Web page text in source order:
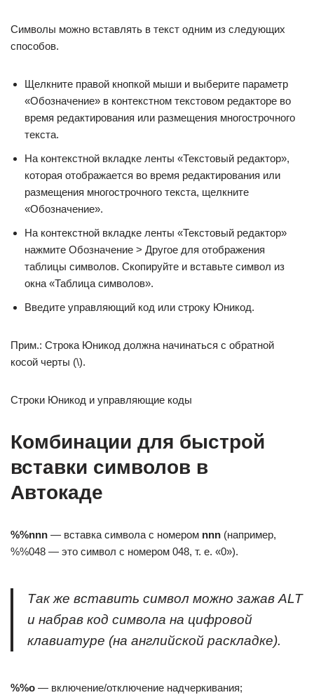
Символы можно вставлять в текст одним из следующих
способов.
Щелкните правой кнопкой мыши и выберите параметр
«Обозначение» в контекстном текстовом редакторе во
время редактирования или размещения многострочного
текста.
На контекстной вкладке ленты «Текстовый редактор»,
которая отображается во время редактирования или
размещения многострочного текста, щелкните
«Обозначение».
На контекстной вкладке ленты «Текстовый редактор»
нажмите Обозначение > Другое для отображения
таблицы символов. Скопируйте и вставьте символ из
окна «Таблица символов».
Введите управляющий код или строку Юникод.
Прим.: Строка Юникод должна начинаться с обратной
косой черты (\).
Строки Юникод и управляющие коды
Комбинации для быстрой
вставки символов в
Автокаде
%%nnn — вставка символа с номером nnn (например,
%%048 — это символ с номером 048, т. е. «0»).
Так же вставить символ можно зажав ALT
и набрав код символа на цифровой
клавиатуре (на английской раскладке).
%%о — включение/отключение надчеркивания;